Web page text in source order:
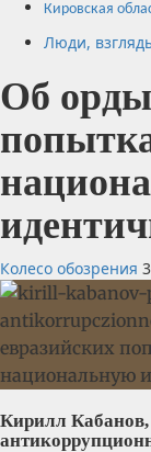
Кировская
Люди,
Об
Колесо обозрения
Кирилл Кабанов,